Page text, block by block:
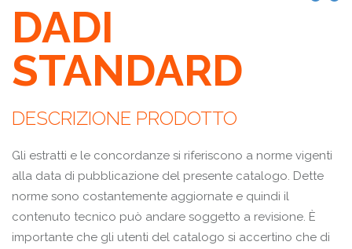
DADI
STANDARD
DESCRIZIONE PRODOTTO
Gli estratti e le concordanze si riferiscono a norme vigenti
alla data di pubblicazione del presente catalogo. Dette
norme sono costantemente aggiornate e quindi il
contenuto tecnico può andare soggetto a revisione. È
importante che gli utenti del catalogo si accertino che di